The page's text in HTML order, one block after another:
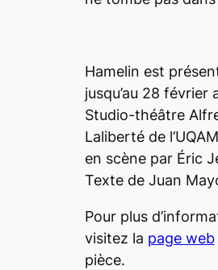
Hamelin est
jusqu’au 28 février
Studio-théâtre
Laliberté de
en scène par Éric
Texte de Juan
Pour plus
visitez la page web
pièce.